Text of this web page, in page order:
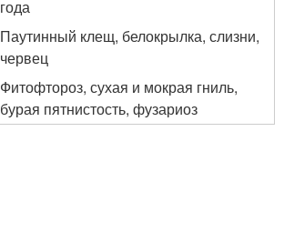
года
Паутинный клещ, белокрылка, слизни,
червец
Фитофтороз, сухая и мокрая гниль,
бурая пятнистость, фузариоз